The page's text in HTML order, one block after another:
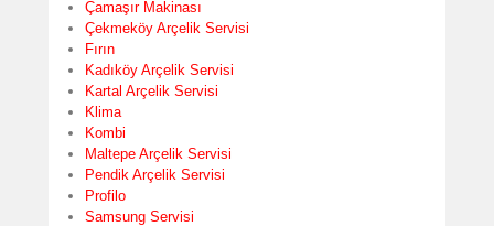
Çamaşır Makinası
Çekmeköy Arçelik Servisi
Fırın
Kadıköy Arçelik Servisi
Kartal Arçelik Servisi
Klima
Kombi
Maltepe Arçelik Servisi
Pendik Arçelik Servisi
Profilo
Samsung Servisi